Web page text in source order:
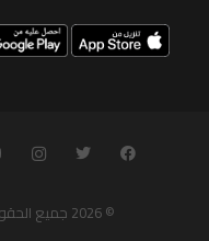
© 2026 جميع